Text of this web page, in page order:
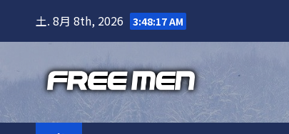
土. 8月 8th, 2026 3:48:18 AM